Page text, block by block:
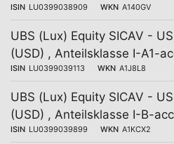
ISIN LU0399038909 WKN A140GV
UBS (Lux) Equity SICAV -
(USD) , Anteilsklasse I-A1-
ISIN LU0399039113 WKN A1J8L8
UBS (Lux) Equity SICAV -
(USD) , Anteilsklasse I-B-
ISIN LU0399039899 WKN A1KCX2